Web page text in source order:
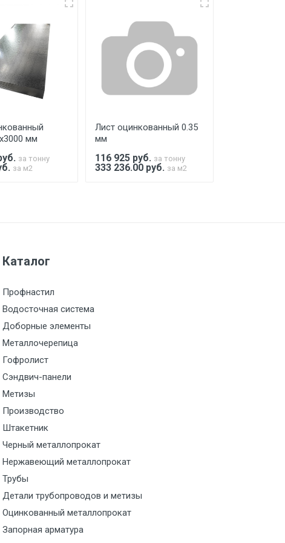
в открытую машину. Ручная
а/м. На разгрузку автомобиля
км за МКАД
км за МКАД
км за МКАД
км за МКАД
км за МКАД
км за МКАД
с транспортным
с транспортным
мм
за тонну
за м2
Лист оцинкованный 0.35
мм
116 925 руб. за тонну
333 236.00 руб. за м2
Каталог
Профнастил
Водосточная система
Доборные элементы
Металлочерепица
Гофролист
Сэндвич-панели
Метизы
Производство
Штакетник
Черный металлопрокат
Нержавеющий металлопрокат
Трубы
Детали трубопроводов и метизы
Оцинкованный металлопрокат
Запорная арматура